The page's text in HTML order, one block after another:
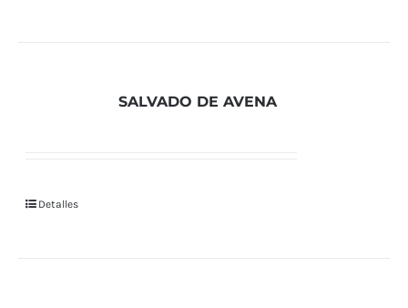
SALVADO DE AVENA
Detalles